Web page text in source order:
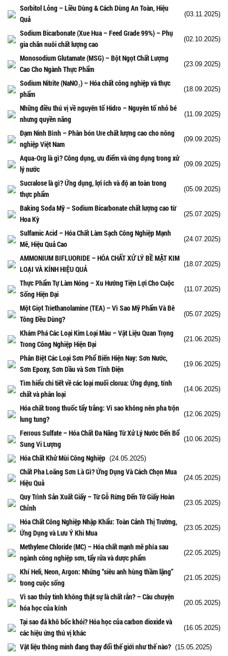
Sorbitol Lỏng – Liều Dùng & Cách Dùng An Toàn, Hiệu
Quả
(03.11.2025)
Sodium Bicarbonate (Xue Hua – Feed Grade 99%) – Phụ
gia chăn nuôi chất lượng cao
(02.10.2025)
Monosodium Glutamate (MSG) – Bột Ngọt Chất Lượng
Cao Cho Ngành Thực Phẩm
(23.09.2025)
Sodium Nitrite (NaNO₂) – Hóa chất công nghiệp và thực
phẩm
(18.09.2025)
Những điều thú vị về nguyên tố Hidro – Nguyên tố nhỏ bé
nhưng quyền năng
(11.09.2025)
Đạm Ninh Bình – Phân bón Ure chất lượng cao cho nông
nghiệp Việt Nam
(09.09.2025)
Aqua-Org là gì? Công dụng, ưu điểm và ứng dụng trong xử
lý nước
(09.09.2025)
Sucralose là gì? Ứng dụng, lợi ích và độ an toàn trong
thực phẩm
(05.09.2025)
Baking Soda Mỹ – Sodium Bicarbonate chất lượng cao từ
Hoa Kỳ
(25.07.2025)
Sulfamic Acid – Hóa Chất Làm Sạch Công Nghiệp Mạnh
Mẽ, Hiệu Quả Cao
(24.07.2025)
AMMONIUM BIFLUORIDE – HÓA CHẤT XỬ LÝ BỀ MẶT KIM
LOẠI VÀ KÍNH HIỆU QUẢ
(18.07.2025)
Thực Phẩm Tự Làm Nóng – Xu Hướng Tiện Lợi Cho Cuộc
Sống Hiện Đại
(11.07.2025)
Một Giọt Triethanolamine (TEA) – Vì Sao Mỹ Phẩm Và Bê
Tông Đều Dùng?
(05.07.2025)
Khám Phá Các Loại Kim Loại Màu – Vật Liệu Quan Trọng
Trong Công Nghiệp Hiện Đại
(21.06.2025)
Phân Biệt Các Loại Sơn Phổ Biến Hiện Nay: Sơn Nước,
Sơn Epoxy, Sơn Dầu và Sơn Tĩnh Điện
(19.06.2025)
Tìm hiểu chi tiết về các loại muối clorua: Ứng dụng, tính
chất và phân loại
(14.06.2025)
Hóa chất trong thuốc tẩy trắng: Vì sao không nên pha trộn
lung tung?
(12.06.2025)
Ferrous Sulfate – Hóa Chất Đa Năng Từ Xử Lý Nước Đến Bổ
Sung Vi Lượng
(10.06.2025)
Hóa Chất Khử Mùi Công Nghiệp (24.05.2025)
Chất Pha Loãng Sơn Là Gì? Ứng Dụng Và Cách Chọn Mua
Hiệu Quả
(24.05.2025)
Quy Trình Sản Xuất Giấy – Từ Gỗ Rừng Đến Tờ Giấy Hoàn
Chỉnh
(23.05.2025)
Hóa Chất Công Nghiệp Nhập Khẩu: Toàn Cảnh Thị Trường,
Ứng Dụng và Lưu Ý Khi Mua
(23.05.2025)
Methylene Chloride (MC) – Hóa chất mạnh mẽ phía sau
ngành công nghiệp sơn, tẩy rửa và dược phẩm
(22.05.2025)
Khí Heli, Neon, Argon: Những “siêu anh hùng thầm lặng”
trong cuộc sống
(21.05.2025)
Vì sao thủy tinh không thật sự là chất rắn? – Câu chuyện
hóa học của kính
(20.05.2025)
Tại sao đá khô bốc khói? Hóa học của carbon dioxide và
các hiệu ứng thú vị khác
(16.05.2025)
Vật liệu thông minh đang thay đổi thế giới như thế nào? (15.05.2025)